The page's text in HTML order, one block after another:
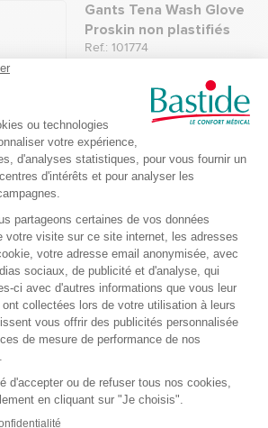
Gants Tena Wash Glove
Proskin non plastifiés
Ref.: 101774
5/5- 5avis
17,85 €
nos offres et